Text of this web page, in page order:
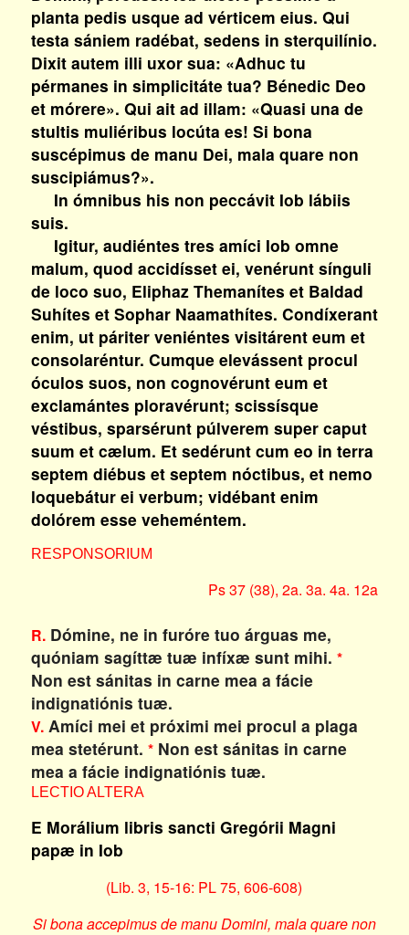
planta pedis usque ad vérticem eius. Qui
testa sániem radébat, sedens in sterquilínio.
Dixit autem illi uxor sua: «Adhuc tu
pérmanes in simplicitáte tua? Bénedic Deo
et mórere». Qui ait ad illam: «Quasi una de
stultis muliéribus locúta es! Si bona
suscépimus de manu Dei, mala quare non
suscipiámus?».
In ómnibus his non peccávit Iob lábiis
suis.
Igitur, audiéntes tres amíci Iob omne
malum, quod accidísset ei, venérunt sínguli
de loco suo, Eliphaz Themanítes et Baldad
Suhítes et Sophar Naamathítes. Condíxerant
enim, ut páriter veniéntes visitárent eum et
consolaréntur. Cumque elevássent procul
óculos suos, non cognovérunt eum et
exclamántes ploravérunt; scissísque
véstibus, sparsérunt púlverem super caput
suum et cælum. Et sedérunt cum eo in terra
septem diébus et septem nóctibus, et nemo
loquebátur ei verbum; vidébant enim
dolórem esse veheméntem.
RESPONSORIUM
Ps 37 (38), 2a. 3a. 4a. 12a
R.Dómine, ne in furóre tuo árguas me,
quóniam sagíttæ tuæ infíxæ sunt mihi. *
Non est sánitas in carne mea a fácie
indignatiónis tuæ.
V.Amíci mei et próximi mei procul a plaga
mea stetérunt. *Non est sánitas in carne
mea a fácie indignatiónis tuæ.
LECTIO ALTERA
E Morálium libris sancti Gregórii Magni
papæ in Iob
(Lib. 3, 15-16: PL 75, 606-608)
Si bona accepimus de manu Domini, mala quare non